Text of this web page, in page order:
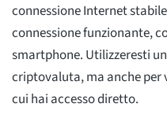
connessione Internet
connessione funzionante,
smartphone. Utilizzeresti
criptovaluta, ma anche per
cui hai accesso diretto.